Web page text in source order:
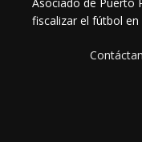
fiscalizar el fútbol en